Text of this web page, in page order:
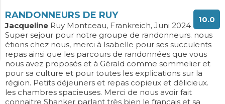
10.0
RANDONNEURS DE RUY
Jacqueline Ruy Montceau, Frankreich, Juni 2024
Super sejour pour notre groupe de randonneurs. nous
étions chez nous, merci à Isabelle pour ses succulents
repas ainsi que les parcours de randonnées que vous
nous avez proposés et à Gérald comme sommelier et
pour sa culture et pour toutes les explications sur la
région. Petits déjeuners et repas copieux et délicieux.
les chambres spacieuses. Merci de nous avoir fait
connaitre Shanker parlant très bien le francais et sa